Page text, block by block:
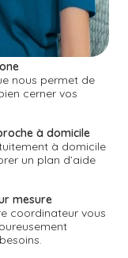
nous permet de
cerner vos
à domicile
à domicile
un plan d’aide
mesure
coordinateur vous